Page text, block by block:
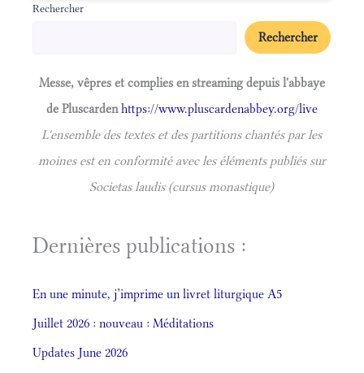
Rechercher
Rechercher
Messe, vêpres et complies en streaming depuis l'abbaye
de Pluscardenhttps://www.pluscardenabbey.org/live
L'ensemble des textes et des partitions chantés par les
moines est en conformité avec les éléments publiés sur
Societas laudis (cursus monastique)
Dernières publications :
En une minute, j’imprime un livret liturgique A5
Juillet 2026 : nouveau : Méditations
Updates June 2026